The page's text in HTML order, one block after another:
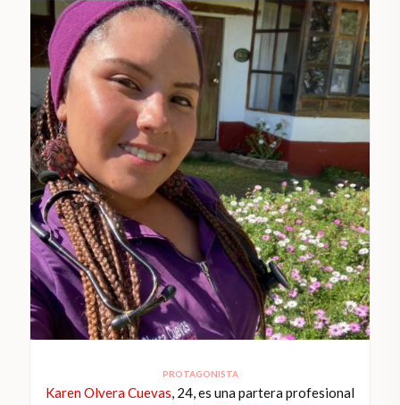
PROTAGONISTA
Karen Olvera Cuevas , 24, es una partera profesional